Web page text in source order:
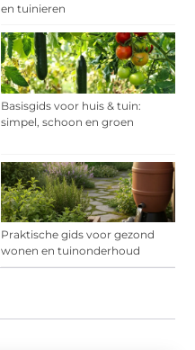
en tuinieren
Basisgids voor huis & tuin:
simpel, schoon en groen
Praktische gids voor gezond
wonen en tuinonderhoud